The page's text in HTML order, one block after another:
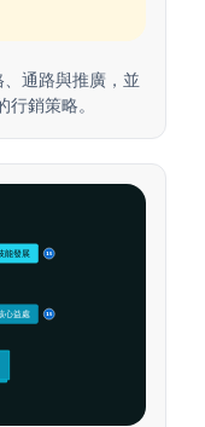
通路與推廣，並
銷策略。
心益處 15
能發展 15